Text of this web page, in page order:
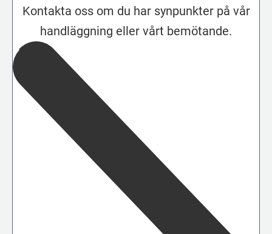
Kontakta oss om du har synpunkter på vår
handläggning eller vårt bemötande.